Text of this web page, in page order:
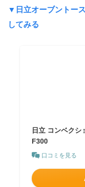
▼ 日立オーブントー
してみる
日立 コンベクシ
F300
口コミを見る